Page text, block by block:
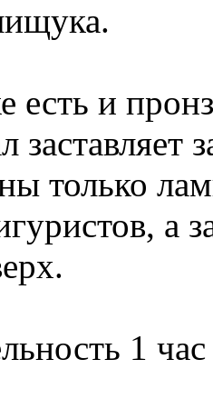
есть и
только
а
1